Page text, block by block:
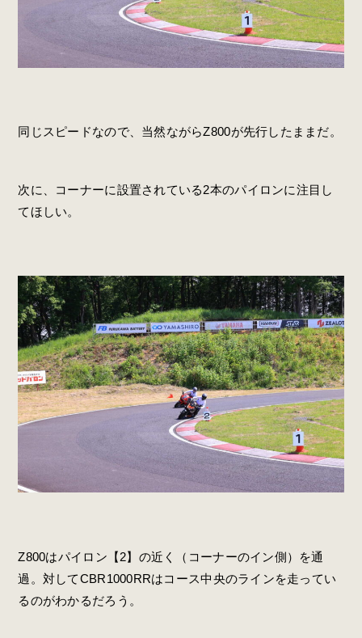
同じスピードなので、当然ながらZ800が先行したままだ。
次に、コーナーに設置されている2本のパイロンに注目し
てほしい。
Z800はパイロン【2】の近く（コーナーのイン側）を通
過。対してCBR1000RRはコース中央のラインを走ってい
るのがわかるだろう。